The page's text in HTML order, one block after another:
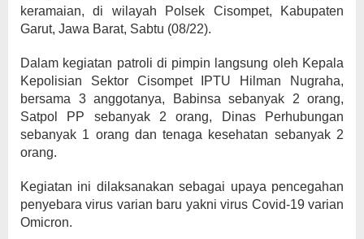
keramaian, di wilayah Polsek Cisompet, Kabupaten
Garut, Jawa Barat, Sabtu (08/22).
Dalam kegiatan patroli di pimpin langsung oleh Kepala
Kepolisian Sektor Cisompet IPTU Hilman Nugraha,
bersama 3 anggotanya, Babinsa sebanyak 2 orang,
Satpol PP sebanyak 2 orang, Dinas Perhubungan
sebanyak 1 orang dan tenaga kesehatan sebanyak 2
orang.
Kegiatan ini dilaksanakan sebagai upaya pencegahan
penyebara virus varian baru yakni virus Covid-19 varian
Omicron.